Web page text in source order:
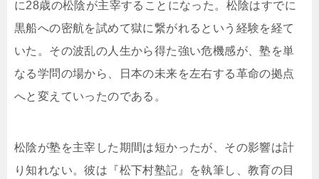
に28歳の松陰が主宰することになった。松陰はすでに
黒船への密航を試めて獄に繋がれるという経験を経て
いた。その波乱の人生から得た強い危機感が、塾を単
なる学問の場から、日本の未来を左右する革命の拠点
へと変えていったのである。
松陰が塾を主宰した期間は短かったが、その影響は計
り知れない。彼は『松下村塾記』を執筆し、教育の目